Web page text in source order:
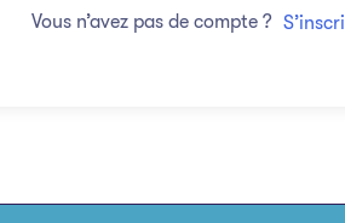
Vous n’avez pas de compte ?